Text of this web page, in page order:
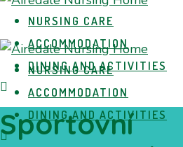
NURSING CARE
ACCOMMODATION
DINING AND ACTIVITIES
NURSING CARE
ACCOMMODATION
DINING AND ACTIVITIES
Sportovní